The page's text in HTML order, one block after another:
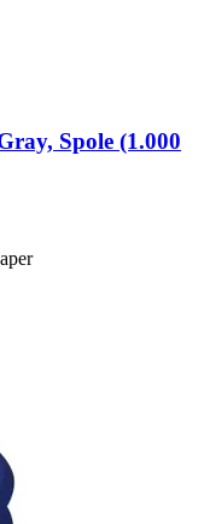
Spole (1.000